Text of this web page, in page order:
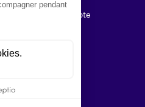
Mon compte